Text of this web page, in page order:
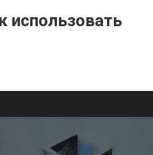
использовать